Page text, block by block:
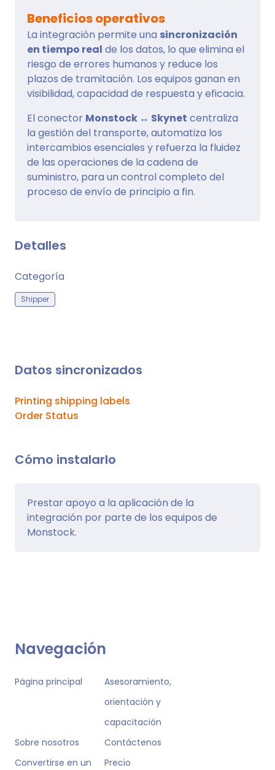
Beneficios operativos
La integración permite una sincronización
en tiempo real de los datos, lo que elimina el
riesgo de errores humanos y reduce los
plazos de tramitación. Los equipos ganan en
visibilidad, capacidad de respuesta y eficacia.
El conector Monstock ↔ Skynet centraliza
la gestión del transporte, automatiza los
intercambios esenciales y refuerza la fluidez
de las operaciones de la cadena de
suministro, para un control completo del
proceso de envío de principio a fin.
Detalles
Categoría
Shipper
Datos sincronizados
Printing shipping labels
Order Status
Cómo instalarlo
Prestar apoyo a la aplicación de la
integración por parte de los equipos de
Monstock.
Navegación
Página principal
Asesoramiento,
orientación y
capacitación
Sobre nosotros
Contáctenos
Convertirse en un
Precio